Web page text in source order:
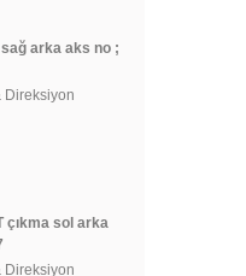
arka aks no ;
Direksiyon
çıkma sol arka
Direksiyon